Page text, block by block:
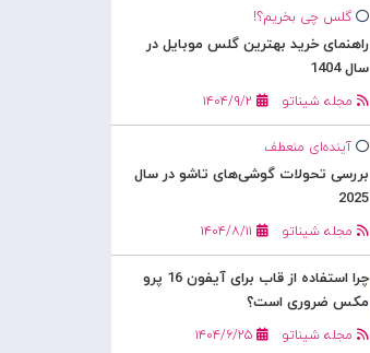
گلس چی بخریم؟!
راهنمای خرید بهترین گلس موبایل در
سال 1404
مجله شیناتو ۱۴۰۴/۹/۲
آینده‌ای منعطف
بررسی تحولات گوشی‌های تاشو در سال
2025
مجله شیناتو ۱۴۰۴/۸/۱۱
چرا استفاده از قاب برای آیفون 16 پرو
مکس ضروری است؟
مجله شیناتو ۱۴۰۴/۶/۲۵